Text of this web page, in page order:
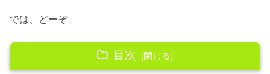
では、どーぞ
目次